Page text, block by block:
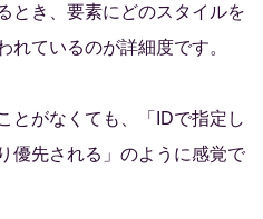
とき、要素にどのスタイルを
れているのが詳細度です。
とがなくても、「IDで指定し
優先される」のように感覚で